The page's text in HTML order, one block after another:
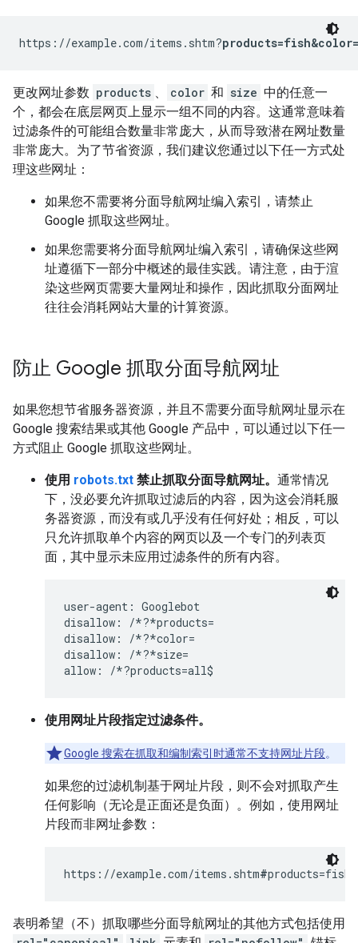
https://example.com/items.shtm?
更改网址参数 products 、 color 和 size 中的任意一
个，都会在底层网页上显示一组不同的内容。这通常意味着
过滤条件的可能组合数量非常庞大，从而导致潜在网址数量
非常庞大。为了节省资源，我们建议您通过以下任一方式处
理这些网址：
如果您不需要将分面导航网址编入索引，请禁止
Google 抓取这些网址。
如果您需要将分面导航网址编入索引，请确保这些网
址遵循下一部分中概述的最佳实践。请注意，由于渲
染这些网页需要大量网址和操作，因此抓取分面网址
往往会消耗网站大量的计算资源。
防止 Google 抓取分面导航网址
如果您想节省服务器资源，并且不需要分面导航网址显示在
Google 搜索结果或其他 Google 产品中，可以通过以下任一
方式阻止 Google 抓取这些网址。
使用 robots.txt 禁止抓取分面导航网址。 通常情况
下，没必要允许抓取过滤后的内容，因为这会消耗服
务器资源，而没有或几乎没有任何好处；相反，可以
只允许抓取单个内容的网页以及一个专门的列表页
面，其中显示未应用过滤条件的所有内容。
user-agent: Googlebot
disallow: /*?*products=
disallow: /*?*color=
disallow: /*?*size=
使用网址片段指定过滤条件。
Google 搜索在抓取和编制索引时通常不支持网址片段。
如果您的过滤机制基于网址片段，则不会对抓取产生
任何影响（无论是正面还是负面）。例如，使用网址
片段而非网址参数：
https://example.com/items.shtm#
表明希望（不）抓取哪些分面导航网址的其他方式包括使用